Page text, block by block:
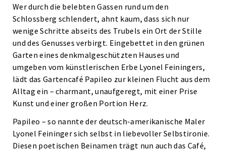
Wer durch die belebten Gassen rund um den
Schlossberg schlendert, ahnt kaum, dass sich nur
wenige Schritte abseits des Trubels ein Ort der Stille
und des Genusses verbirgt. Eingebettet in den grünen
Garten eines denkmalgeschützten Hauses und
umgeben vom künstlerischen Erbe Lyonel Feiningers,
lädt das Gartencafé Papileo zur kleinen Flucht aus dem
Alltag ein – charmant, unaufgeregt, mit einer Prise
Kunst und einer großen Portion Herz.
Papileo – so nannte der deutsch-amerikanische Maler
Lyonel Feininger sich selbst in liebevoller Selbstironie.
Diesen poetischen Beinamen trägt nun auch das Café,